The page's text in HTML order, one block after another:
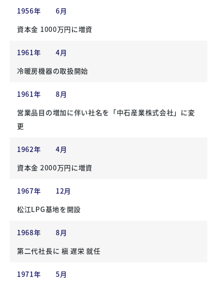
1956年
6月
資本金 1000万円に増資
1961年
4月
冷暖房機器の取扱開始
1961年
8月
営業品目の増加に伴い社名を「中石産業株式会社」に変
更
1962年
4月
資本金 2000万円に増資
1967年
12月
松江LPG基地を開設
1968年
8月
第二代社長に 槇 遅栄 就任
1971年
5月